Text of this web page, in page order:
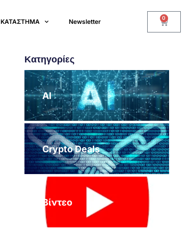
ΚΑΤΑΣΤΗΜΑ Newsletter 0
Κατηγορίες
AI
Crypto Deals
Βίντεο